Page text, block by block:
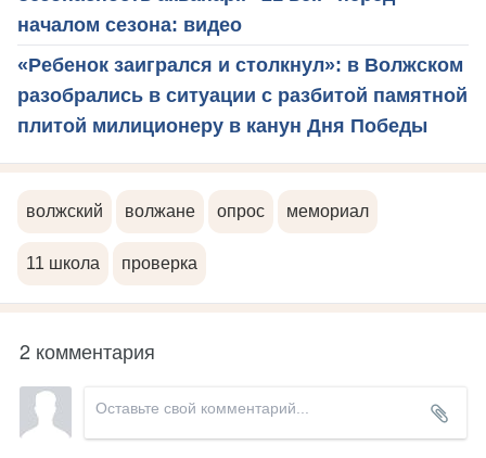
началом сезона: видео
«Ребенок заигрался и столкнул»: в Волжском
разобрались в ситуации с разбитой памятной
плитой милиционеру в канун Дня Победы
волжский волжане опрос мемориал
11 школа проверка
2 комментария